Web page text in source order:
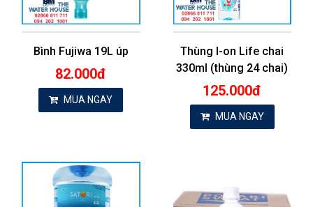
Bình Fujiwa 19L úp
82.000đ
MUA NGAY
Thùng I-on Life chai
330ml (thùng 24 chai)
125.000đ
MUA NGAY